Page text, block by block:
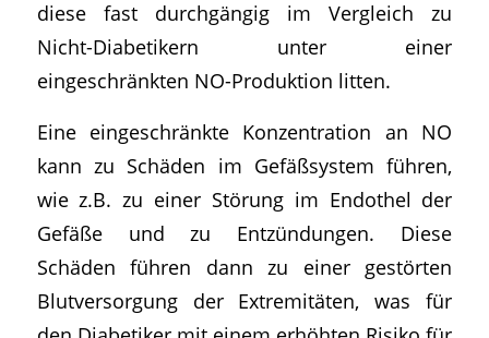
diese fast durchgängig im Vergleich zu
Nicht-Diabetikern unter einer
eingeschränkten NO-Produktion litten.
Eine eingeschränkte Konzentration an NO
kann zu Schäden im Gefäßsystem führen,
wie z.B. zu einer Störung im Endothel der
Gefäße und zu Entzündungen. Diese
Schäden führen dann zu einer gestörten
Blutversorgung der Extremitäten, was für